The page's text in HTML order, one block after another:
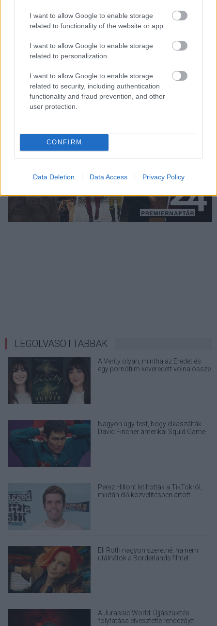
I want to allow Google to enable storage
related to functionality of the website or app.
I want to allow Google to enable storage
related to personalization.
I want to allow Google to enable storage
related to security, including authentication
functionality and fraud prevention, and other
user protection.
CONFIRM
Data Deletion Data Access Privacy Policy
Megint rengeteg horrorfilmet néztünk - PuliCast
LEGOLVASOTTABBAK
A Verity olyan, mintha az Eredet és
egy pornófilm keveredett volna össze
Nagyon úgy fest, hogy elkaszálták
David Fincher amerikai Squid Game-
Perez Hiltont letiltották a TikTokról,
miután élő közvetítésben ártott
Eli Roth nagyon szeretné, ha nem
utálnátok a Borderlands filmet
A Jurassic World: Újjászületés
folytatása elvesztette rendezőjét